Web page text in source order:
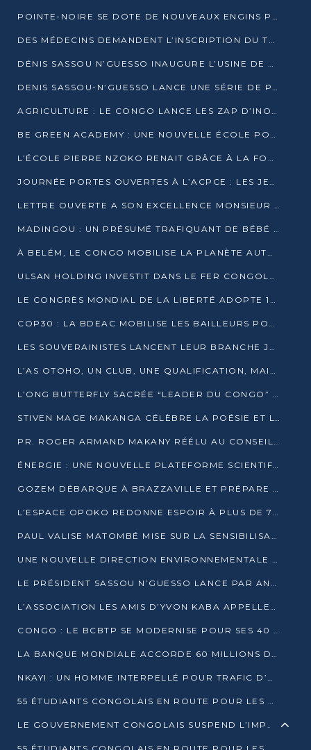
POINTE-NOIRE SE DOTE DE NOUVEAUX ENGINS POUR L’ASSAINISSEMENT ET L’ENTRETIEN ROUTIER
DES MÉDECINS DEMANDENT L’INSCRIPTION DU TRAITEMENT DU PIED-BOT DANS LES CURSUS UNIVERSITAIRES
DÉNIS SASSOU N’GUESSO INAUGURE L’USINE DE VALORISATION DU GAZ ASSOCIÉ
DENIS SASSOU-N’GUESSO LANCE UNE SÉRIE DE PROJETS DANS LE KOUILOU
AGRICULTURE : LE CONGO LANCE LES ZAP D’INONI ET YONO
BE GREEN ACADEMY : UNE NOUVELLE ÉCOLE POUR LES MÉTIERS DE L’ÉCOLOGIE À POINTE-NOIRE
L’ÉCOLE PIERRE NZOKO RENAIT GRÂCE À LA FONDATION MUCODEC
JOURNÉE PORTES OUVERTES À L’ACPCE : LES JEUNES EN IMMERSION DANS L’ENTREPRISE
LETTRE OUVERTE A SON EXCELLENCE MONSIEUR DENIS SASSOU NGUESSO, PRESIDENT DE LAREPUBLIQUE DU CONGO
MADINGOU : UN PRÉSUMÉ TRAFIQUANT DE BÉBÉ CHIMPANZÉ FIXÉ SUR SON SORT LE 20 NOVEMBRE
À BELÉM, LE CONGO MOBILISE LA PLANÈTE AUTOUR DU FONDS BLEU POUR LE BASSIN DU CONGO
ULSAN HOLDING INVESTIT DANS LE FER CONGOLAIS
LE CONGRÈS MONDIAL DE LA LIBERTÉ ADOPTE 14 RÉSOLUTIONS HISTORIQUES
COP30 : LA BDEAC MOBILISE LES BAILLEURS POUR LE FONDS BLEU DU BASSIN DU CONGO
LES SOUVERAINISTES LANCENT LEUR BRANCHE JEUNE À BRAZZAVILLE
L’AS OTOHO, UN CLUB, UNE QUALIFICATION, MAIS ENCORE DES DOUTES
L’ONG BUTTERFLY SACRÉE “LEADER DU CONGO” AU PRIX D’EXCELLENCE 2025
STIVEN MAGE MAKANGA CÉLÈBRE LA POÉSIE ET L’HUMAIN AVEC SON RECUEIL “HECTARE”
PR. ROGER ARMAND MAKANY RÉÉLU AU CONSEIL DE L’AUF
ÉNERGIE : UNE NOUVELLE PLATEFORME SCIENTIFIQUE POUR LA TRANSITION ÉNERGÉTIQUE EN AFRIQUE CENTRALE
GOZEM DÉBARQUE À BRAZZAVILLE ET PRÉPARE SON ARRIVÉE À POINTE-NOIRE
L’ESPACE OPOKO REDONNE ESPOIR À PLUS DE 775 ÉLÈVES AUTOCHTONES DANS LE NORD DU CONGO
PAUL VALISE MATOMBÉ MISE SUR LA SENSIBILISATION POUR ÉRAQUER LE GRAND BANDITISME
UNE NOUVELLE DIRECTION ENVIRONNEMENTALE POUR RENFORCER LA GESTION DES DONNÉES AU CONGO
LE PRÉSIDENT SASSOU N’GUESSO LANCE PAR ANTICIPATION LA 39ÈME JOURNÉE NATIONALE DE L’ARBRE
L’ASSOCIATION LES AMIS D’YVON KABA APPELLENT DENIS SASSOU N’GUESSO À SE PORTER CANDIDAT
CONGO : LE BCBTP SE MODERNISE POUR SES 40 ANS D’EXISTENCE
LA BANQUE MONDIALE ACCORDE 60 MILLIONS DE DOLLARS POUR LA RÉSILIENCE URBAINE AU CONGO
NKAYI : UN HOMME INTERPELLÉ POUR TRAFIC D’UN BÉBÉ CHIMPANZÉ
55 ÉTUDIANTS CONGOLAIS EN ROUTE POUR LES UNIVERSITÉS ALGÉRIENNES
LE GOUVERNEMENT CONGOLAIS SUSPEND L’IMPORTATION DES MACHETTES ET DES MOTOS